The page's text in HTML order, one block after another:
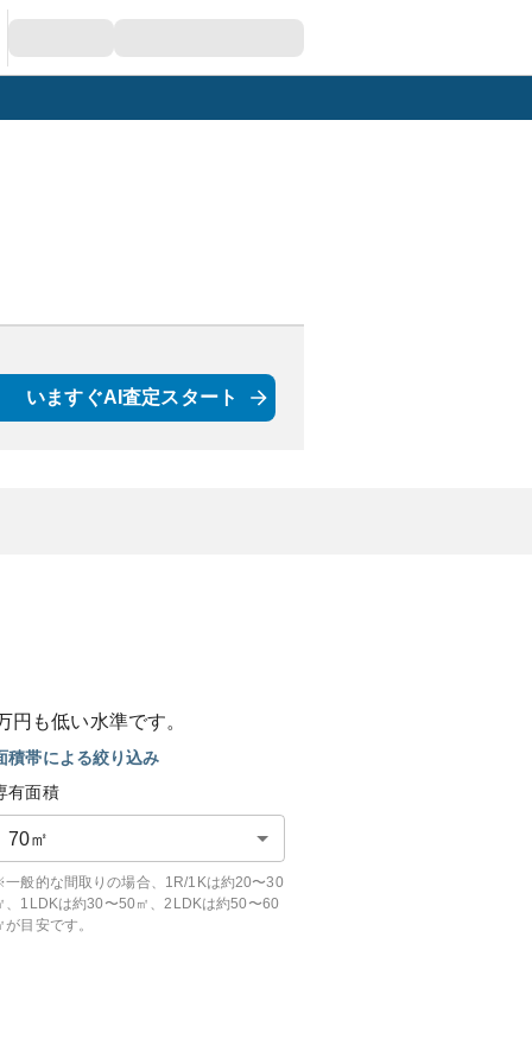
いますぐAI査定スタート
円も低い水準です。
積帯による絞り込み
有面積
70㎡
般的な間取りの場合、1R/1Kは約20〜30
、1LDKは約30〜50㎡、2LDKは約50〜60
が目安です。